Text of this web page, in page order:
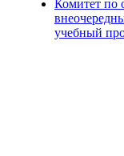
Комитет по
учебный